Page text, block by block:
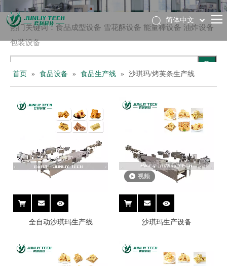
简体中文
热门关键词： 食品成型设备 雪花酥设备 能量棒设备 油炸设备
包装设备
首页 » 食品设备 » 食品生产线 » 沙琪玛/烤芙条生产线
全自动沙琪玛生产线
视频
沙琪玛生产设备